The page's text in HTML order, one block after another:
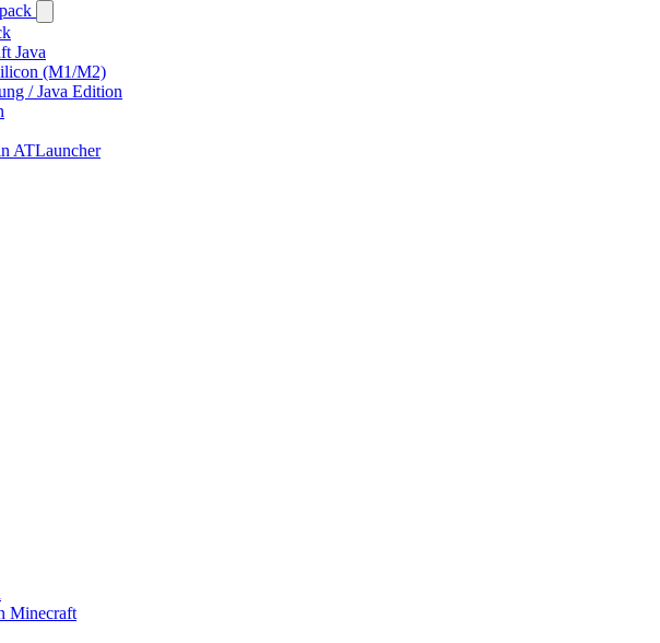
Java
(M1/M2)
/ Java Edition
ATLauncher
Minecraft